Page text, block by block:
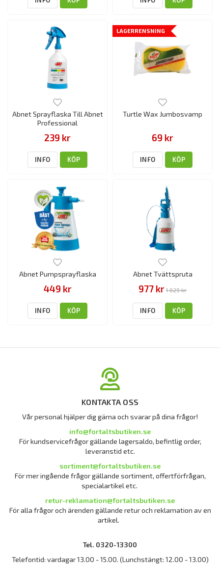
Abnet Sprayflaska Till Abnet
Professional
239 kr
INFO KÖP
LAGERRENSNING
Turtle Wax Jumbosvamp
69 kr
INFO KÖP
Abnet Pumpsprayflaska
449 kr
INFO KÖP
Abnet Tvättspruta
977 kr 1 029 kr
INFO KÖP
KONTAKTA OSS
Vår personal hjälper dig gärna och svarar på dina frågor!
info@fortaltsbutiken.se
För kundservicefrågor gällande lagersaldo, befintlig order,
leveranstid etc.
sortiment@fortaltsbutiken.se
För mer ingående frågor gällande sortiment, offertförfrågan,
specialartikel etc.
retur-reklamation@fortaltsbutiken.se
För alla frågor och ärenden gällande retur och reklamation av en
artikel.
Tel. 0320-13300
Telefontid: vardagar 13.00 - 15.00. (Lunchstängt: 12.00 - 13.00)